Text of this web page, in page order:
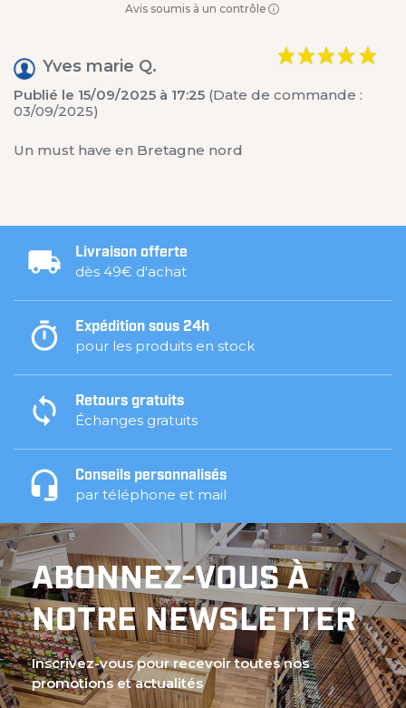
Avis soumis à un contrôle
Yves marie Q.
Publié le 15/09/2025 à 17:25 (Date de commande :
03/09/2025)
Un must have en Bretagne nord
Livraison offerte
dès 49€ d'achat
Expédition sous 24h
pour les produits en stock
Retours gratuits
Échanges gratuits
Conseils personnalisés
par téléphone et mail
ABONNEZ-VOUS À
NOTRE NEWSLETTER
Inscrivez-vous pour recevoir toutes nos
promotions et actualités